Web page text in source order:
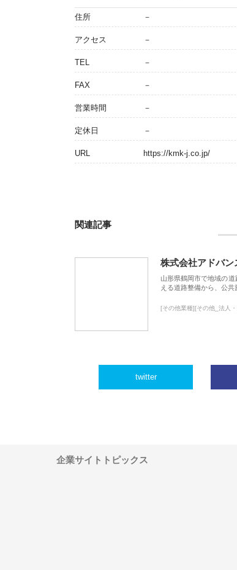
住所 －
アクセス －
TEL －
FAX －
営業時間 －
定休日 －
URL https://kmk-j.co.jp/
関連記事
株式会社アドバ
山形県鶴岡市で地域の
える道路整備から、公
[その他業種][その他_法人
twitter
企業サイトトピックス